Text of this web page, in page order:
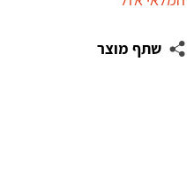
שתף מוצר